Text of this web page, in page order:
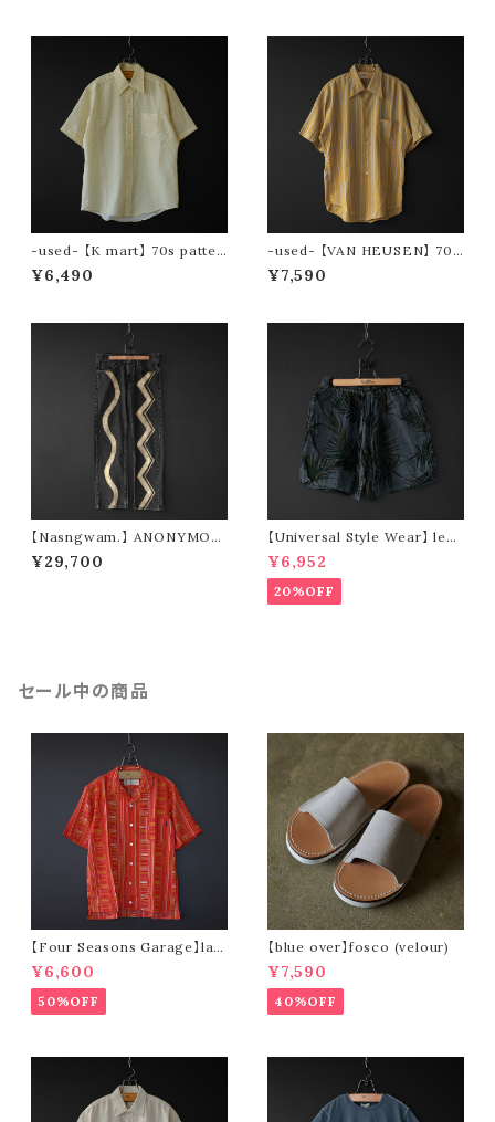
-used- 【K mart】 70s patter
n s/s shirt
¥6,490
-used- 【VAN HEUSEN】 70s
stripe s/s shirt
¥7,590
【Nasngwam.】 ANONYMOU
S PANTS (size S)
¥29,700
【Universal Style Wear】 leaf
short pants (black)
¥6,952
20%OFF
セール中の商品
【Four Seasons Garage】lad
der stripe open collar s/s s
hirt (orange)
¥6,600
50%OFF
【blue over】fosco (velour)
¥7,590
40%OFF